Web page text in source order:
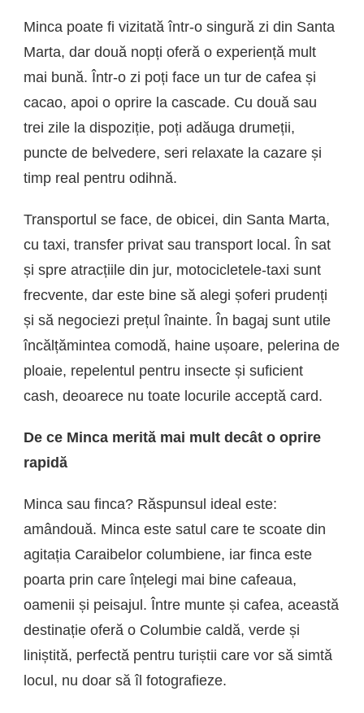
Minca poate fi vizitată într-o singură zi din Santa
Marta, dar două nopți oferă o experiență mult
mai bună. Într-o zi poți face un tur de cafea și
cacao, apoi o oprire la cascade. Cu două sau
trei zile la dispoziție, poți adăuga drumeții,
puncte de belvedere, seri relaxate la cazare și
timp real pentru odihnă.
Transportul se face, de obicei, din Santa Marta,
cu taxi, transfer privat sau transport local. În sat
și spre atracțiile din jur, motocicletele-taxi sunt
frecvente, dar este bine să alegi șoferi prudenți
și să negociezi prețul înainte. În bagaj sunt utile
încălțămintea comodă, haine ușoare, pelerina de
ploaie, repelentul pentru insecte și suficient
cash, deoarece nu toate locurile acceptă card.
De ce Minca merită mai mult decât o oprire
rapidă
Minca sau finca? Răspunsul ideal este:
amândouă. Minca este satul care te scoate din
agitația Caraibelor columbiene, iar finca este
poarta prin care înțelegi mai bine cafeaua,
oamenii și peisajul. Între munte și cafea, această
destinație oferă o Columbie caldă, verde și
liniștită, perfectă pentru turiștii care vor să simtă
locul, nu doar să îl fotografieze.